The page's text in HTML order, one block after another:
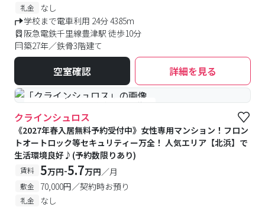
礼金
なし
学校まで電車利用 24分 4385m
阪急電鉄千里線豊津駅 徒歩10分
築27年／鉄骨3階建て
空室確認 詳細を見る
#女性専用 #予約受付中 #空室待ち
クラインシュロス
《2027年春入居無料予約受付中》女性専用マンション！フロン
トオートロック等セキュリティー万全！ 人気エリア【北浜】で
生活環境良好♪(予約数限りあり)
賃料 5万円-5.7万円／月
敷金 70,000円／契約時お預り
礼金
なし